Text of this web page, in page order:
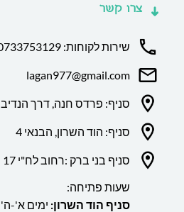
צרו קשר
שירות לקוחות: 0733753129
lagan977@gmail.com
סניף: פרדס חנה, דרך הנדיב 89
סניף: הוד השרון, הבנאי 4
סניף בני ברק :רחוב לח"י 17
שעות פתיחה:
סניף הוד השרון: